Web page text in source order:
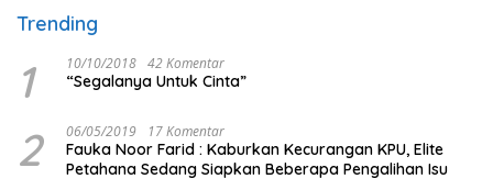
Trending
1 10/10/2018 42 Komentar
“Segalanya Untuk Cinta”
2 06/05/2019 17 Komentar
Fauka Noor Farid : Kaburkan Kecurangan KPU, Elite
Petahana Sedang Siapkan Beberapa Pengalihan Isu